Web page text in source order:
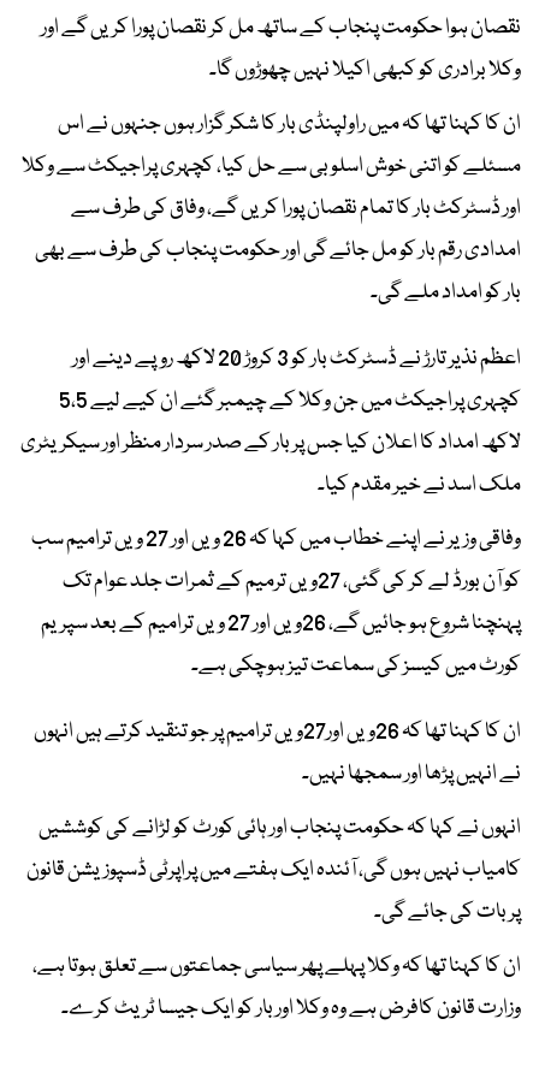
نقصان ہوا حکومت پنجاب کے ساتھ مل کر نقصان پورا کریں گے اور
وکلا برادری کو کبھی اکیلا نہیں چھوڑوں گا۔
ان کا کہنا تھا کہ میں راولپنڈی بار کا شکر گزار ہوں جنہوں نے اس
مسئلے کو اتنی خوش اسلوبی سے حل کیا، کچہری پراجیکٹ سے وکلا
اور ڈسٹرکٹ بار کا تمام نقصان پورا کریں گے، وفاق کی طرف سے
امدادی رقم بار کو مل جائے گی اور حکومت پنجاب کی طرف سے بھی
بار کو امداد ملے گی۔
اعظم نذیر تارڑ نے ڈسٹرکٹ بار کو 3 کروڑ 20 لاکھ روپے دینے اور
کچہری پراجیکٹ میں جن وکلا کے چیمبر گئے ان کیے لیے 5،5
لاکھ امداد کا اعلان کیا جس پر بار کے صدر سردار منظر اور سیکریٹری
ملک اسد نے خیر مقدم کیا۔
وفاقی وزیر نے اپنے خطاب میں کہا کہ 26 ویں اور 27 ویں ترامیم سب
کو آن بورڈ لے کر کی گئی، 27ویں ترمیم کے ثمرات جلد عوام تک
پہنچنا شروع ہو جائیں گے، 26ویں اور 27 ویں ترامیم کے بعد سپریم
کورٹ میں کیسز کی سماعت تیز ہوچکی ہے۔
ان کا کہنا تھا کہ 26ویں اور27ویں ترامیم پر جو تنقید کرتے ہیں انہوں
نے انہیں پڑھا اور سمجھا نہیں۔
انہوں نے کہا کہ حکومت پنجاب اور ہائی کورٹ کو لڑانے کی کوششیں
کامیاب نہیں ہوں گی، آئندہ ایک ہفتے میں پراپرٹی ڈسپوزیشن قانون
پر بات کی جائے گی۔
ان کا کہنا تھا کہ وکلا پہلے پھر سیاسی جماعتوں سے تعلق ہوتا ہے،
وزارت قانون کافرض ہے وہ وکلا اور بار کو ایک جیسا ٹریٹ کرے۔